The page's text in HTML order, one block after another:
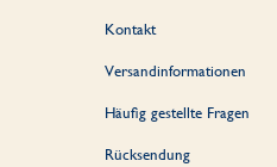
Kontakt
Versandinformationen
Häufig gestellte Fragen
Rücksendung